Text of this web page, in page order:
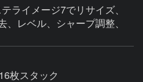
ライメージ7でリサイズ、
レベル、シャープ調整、
枚スタック